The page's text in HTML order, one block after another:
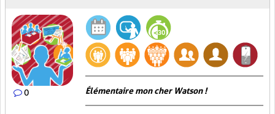
0 Élémentaire mon cher Watson !